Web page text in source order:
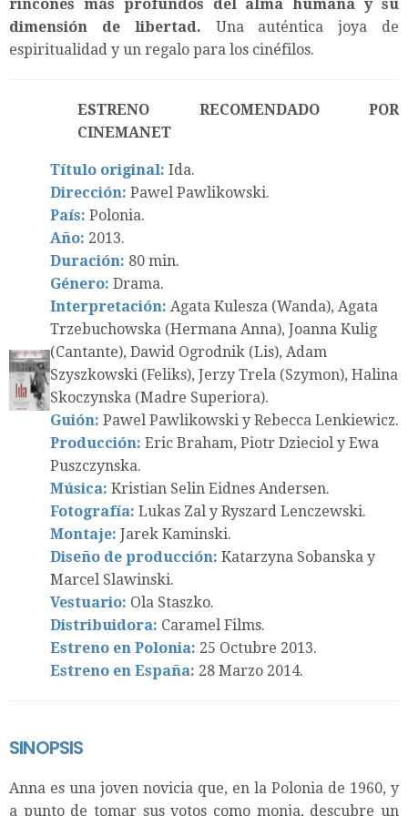
rincones más profundos del alma humana y su
dimensión de libertad. Una auténtica joya de
espiritualidad y un regalo para los cinéfilos.
ESTRENO RECOMENDADO POR
CINEMANET
Título original: Ida.
Dirección: Pawel Pawlikowski.
País: Polonia.
Año: 2013.
Duración: 80 min.
Género: Drama.
Interpretación: Agata Kulesza (Wanda), Agata
Trzebuchowska (Hermana Anna), Joanna Kulig
(Cantante), Dawid Ogrodnik (Lis), Adam
Szyszkowski (Feliks), Jerzy Trela (Szymon), Halina
Skoczynska (Madre Superiora).
Guión: Pawel Pawlikowski y Rebecca Lenkiewicz.
Producción: Eric Braham, Piotr Dzieciol y Ewa
Puszczynska.
Música: Kristian Selin Eidnes Andersen.
Fotografía: Lukas Zal y Ryszard Lenczewski.
Montaje: Jarek Kaminski.
Diseño de producción: Katarzyna Sobanska y
Marcel Slawinski.
Vestuario: Ola Staszko.
Distribuidora: Caramel Films.
Estreno en Polonia: 25 Octubre 2013.
Estreno en España: 28 Marzo 2014.
SINOPSIS
Anna es una joven novicia que, en la Polonia de 1960, y
a punto de tomar sus votos como monja, descubre un